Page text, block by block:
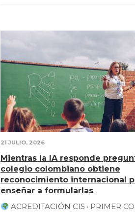
21 JULIO, 2026
Mientras la IA responde
colegio colombiano obtiene
reconocimiento internacional
enseñar a formularlas
ACREDITACIÓN CIS · PRIMER